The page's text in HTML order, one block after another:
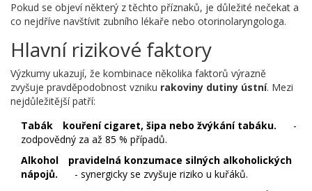
Pokud se objeví některý z těchto příznaků, je důležité nečekat a
co nejdříve navštívit zubního lékaře nebo otorinolaryngologa.
Hlavní rizikové faktory
Výzkumy ukazují, že kombinace několika faktorů výrazně
zvyšuje pravděpodobnost vzniku rakoviny dutiny ústní. Mezi
nejdůležitější patří:
Tabák
kouření cigaret, šipa nebo žvýkání tabáku.
-
zodpovědný za až 85 % případů.
Alkohol
pravidelná konzumace silných alkoholických
nápojů.
- synergicky se zvyšuje riziko u kuřáků.